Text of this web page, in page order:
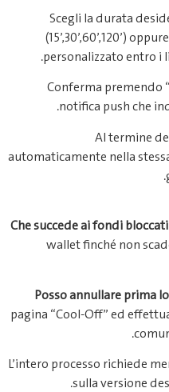
Scegli la durata
(15’,30’,60’,120’)
personalizzato entro
Conferma premendo
notifica push che
Al termine
automaticamente nella
Che succede ai fondi
wallet finché non
Posso annullare prima
pagina “Cool‑Off” ed
L’intero processo richiede
sulla versione